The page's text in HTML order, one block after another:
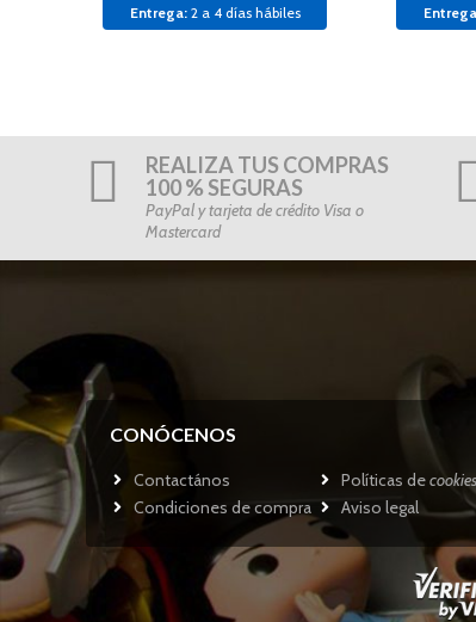
Entrega:2 a 4 días hábiles
REALIZA TUS COMPRAS
100 % SEGURAS
PayPal y tarjeta de crédito Visa o
Mastercard
CONÓCENOS
Contactános Políticas decookies
Condiciones de compra
Aviso legal